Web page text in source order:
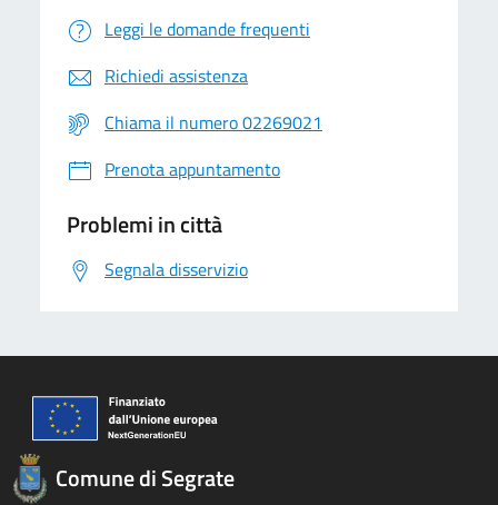
Leggi le domande frequenti
Richiedi assistenza
Chiama il numero 02269021
Prenota appuntamento
Problemi in città
Segnala disservizio
Comune di Segrate